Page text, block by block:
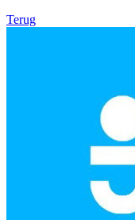
Terug